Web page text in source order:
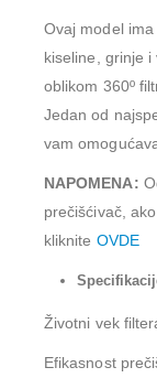
Ovaj model
kiseline, grinje
oblikom 360º
Jedan od
vam
NAPOMENA:
prečišćivač,
kliknite OVDE
Životni vek
Efikasnost